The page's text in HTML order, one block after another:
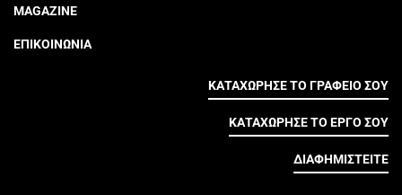
MAGAZINE
ΕΠΙΚΟΙΝΩΝΙΑ
ΚΑΤΑΧΩΡΗΣΕ ΤΟ ΓΡΑΦΕΙΟ ΣΟΥ
ΚΑΤΑΧΩΡΗΣΕ ΤΟ ΕΡΓΟ ΣΟΥ
ΔΙΑΦΗΜΙΣΤΕΙΤΕ